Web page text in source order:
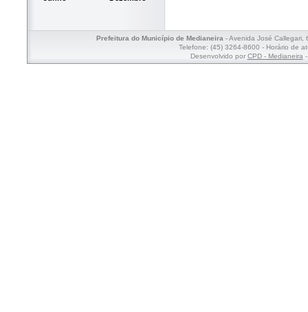
Prefeitura do Município de Medianeira- Avenida José Callegari,
Telefone: (45) 3264-8600 - Horário de
Desenvolvido por CPD - Medianeira-